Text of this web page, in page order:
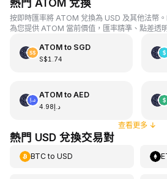
熱門 ATOM 兌換
按即時匯率將 ATOM 兌換為 USD 及其他法幣
為您提供 ATOM 當前價值，匯率精準、點差透
ATOMto SGD
S$1.74
ATOMto AED
د.إ4.98
查看更多↓
熱門 USD 兌換交易對
BTCto USD